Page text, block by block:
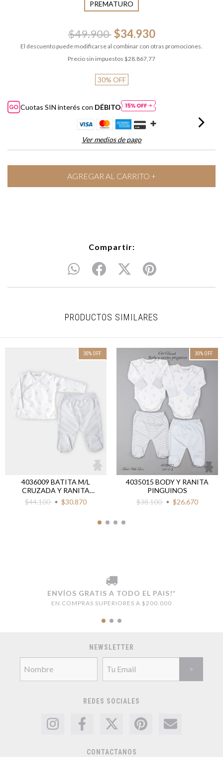
PREMATURO
$49.900 $34.930
El descuento puede modificarse al combinar con otras promociones.
Precio sin impuestos $28.867,77
30% OFF
Cuotas SIN interés con DÉBITO
Ver medios de pago
Compartir:
PRODUCTOS SIMILARES
30% OFF
4036009 BATITA M/L
CRUZADA Y RANITA
PINGUINOS
$44.100 $30.870
30% OFF
4035015 BODY Y RANITA
PINGUINOS
$38.100
$26.670
ENVÍOS GRATIS A TODO EL PAIS!*
EN COMPRAS SUPERIORES A $200.000
NEWSLETTER
REDES SOCIALES
CONTACTANOS